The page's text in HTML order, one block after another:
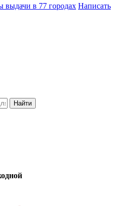
выдачи в 77 городах Написать
Найти